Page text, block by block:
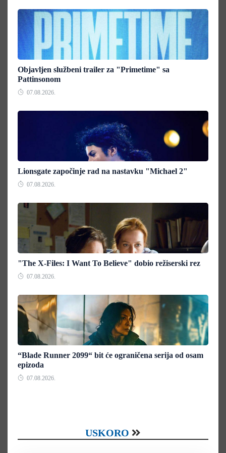
Objavljen službeni trailer za "Primetime" sa
Pattinsonom
07.08.2026.
Lionsgate započinje rad na nastavku "Michael 2"
07.08.2026.
"The X-Files: I Want To Believe" dobio režiserski rez
07.08.2026.
“Blade Runner 2099“ bit će ograničena serija od osam
epizoda
07.08.2026.
USKORO